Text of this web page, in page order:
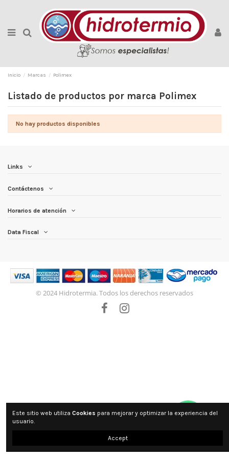
Inicio Marcas Polimex
Listado de productos por marca Polimex
No hay productos disponibles
Links
Contáctenos
Horarios de atención
Data Fiscal
© 2024 Hidrotermia. Todos los derechos reservados
Este sitio web utiliza Cookies para mejorar y optimizar la experiencia del
usuario.
Accept